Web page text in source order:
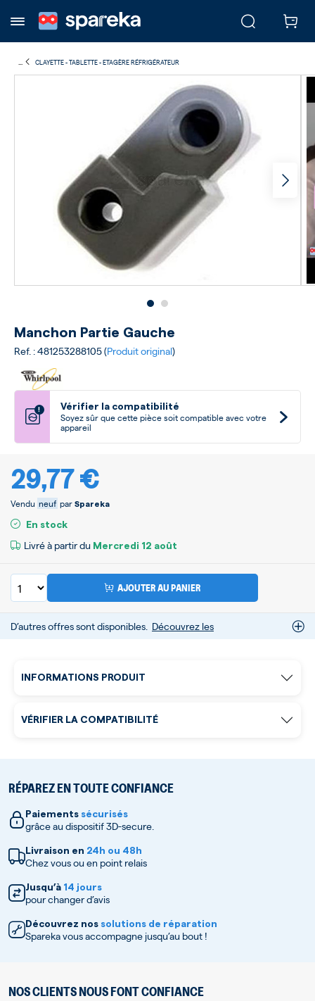
CLAYETTE - TABLETTE - ETAGÈRE RÉFRIGÉRATEUR
Manchon Partie Gauche
Ref. : 481253288105 (Produit original)
! Vérifier la compatibilité
Soyez sûr que cette pièce soit compatible avec votre
appareil
29,77 €
Vendu neuf par Spareka
En stock
Livré à partir du Mercredi 12 août
AJOUTER AU PANIER
D’autres offres sont disponibles. Découvrez les
INFORMATIONS PRODUIT
RÉPAREZ EN TOUTE CONFIANCE
Paiements sécurisés
grâce au dispositif 3D-secure.
Livraison en 24h ou 48h
Chez vous ou en point relais
Jusqu’à 14 jours
pour changer d’avis
Découvrez nos solutions de réparation
Spareka vous accompagne jusqu’au bout !
NOS CLIENTS NOUS FONT CONFIANCE
VÉRIFIER LA COMPATIBILITÉ